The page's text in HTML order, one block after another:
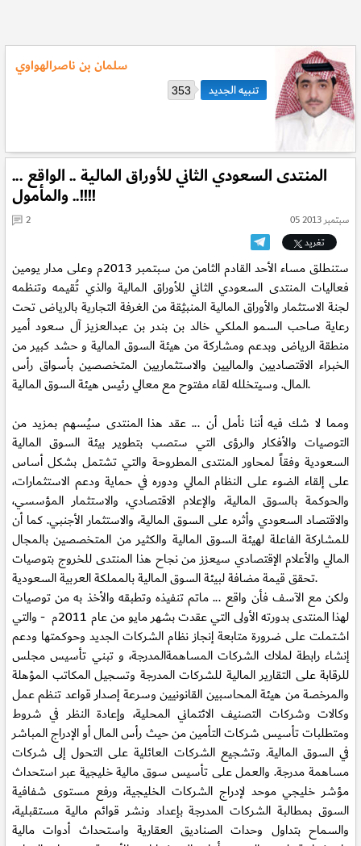
سلمان بن ناصرالهواوي
353
المنتدى السعودي الثاني للأوراق المالية .. الواقع ...
والمأمول ..!!!!
05 سبتمبر 2013
2
تغريد
ستنطلق مساء الأحد القادم الثامن من سبتمبر 2013م وعلى مدار يومين
فعاليات المنتدى السعودي الثاني للأوراق المالية والذي تُقيمه وتنظمه
لجنة الاستثمار والأوراق المالية المنبثِقة من الغرفة التجارية بالرياض تحت
رعاية صاحب السمو الملكي خالد بن بندر بن عبدالعزيز آل سعود أمير
منطقة الرياض وبدعم ومشاركة من هيئة السوق المالية و حشد كبير من
الخبراء الاقتصاديين والماليين والاستثماريين المتخصصين بأسواق رأس
المال. وسيتخلله لقاء مفتوح مع معالي رئيس هيئة السوق المالية.
ومما لا شك فيه أننا نأمل أن ... عقد هذا المنتدى سيُسهم بمزيد من
التوصيات والأفكار والرؤى التي ستصب بتطوير بيئة السوق المالية
السعودية وفقاً لمحاور المنتدى المطروحة والتي تشتمل بشكل أساس
على إلقاء الضوء على النظام المالي ودوره في حماية ودعم الاستثمارات،
والحوكمة بالسوق المالية، والإعلام الاقتصادي، والاستثمار المؤسسي،
والاقتصاد السعودي وأثره على السوق المالية، والاستثمار الأجنبي. كما أن
للمشاركة الفاعلة لهيئة السوق المالية والكثير من المتخصصين بالمجال
المالي والأعلام الإقتصادي سيعزز من نجاح هذا المنتدى للخروج بتوصيات
تحقق قيمة مضافة لبيئة السوق المالية بالمملكة العربية السعودية.
ولكن مع الآسف فأن واقع ... ماتم تنفيذه وتطبقه والأخذ به من توصيات
لهذا المنتدى بدورته الأولى التي عقدت بشهر مايو من عام 2011م - والتي
اشتملت على ضرورة متابعة إنجاز نظام الشركات الجديد وحوكمتها ودعم
إنشاء رابطة لملاك الشركات المساهمةالمدرجة، و تبني تأسيس مجلس
للرقابة على التقارير المالية للشركات المدرجة وتسجيل المكاتب المؤهلة
والمرخصة من هيئة المحاسبين القانونيين وسرعة إصدار قواعد تنظم عمل
وكالات وشركات التصنيف الائتماني المحلية، وإعادة النظر في شروط
ومتطلبات تأسيس شركات التأمين من حيث رأس المال أو الإدراج المباشر
في السوق المالية. وتشجيع الشركات العائلية على التحول إلى شركات
مساهمة مدرجة. والعمل على تأسيس سوق مالية خليجية عبر استحداث
مؤشر خليجي موحد لإدراج الشركات الخليجية، ورفع مستوى شفافية
السوق بمطالبة الشركات المدرجة بإعداد ونشر قوائم مالية مستقبلية،
والسماح بتداول وحدات الصناديق العقارية واستحداث أدوات مالية